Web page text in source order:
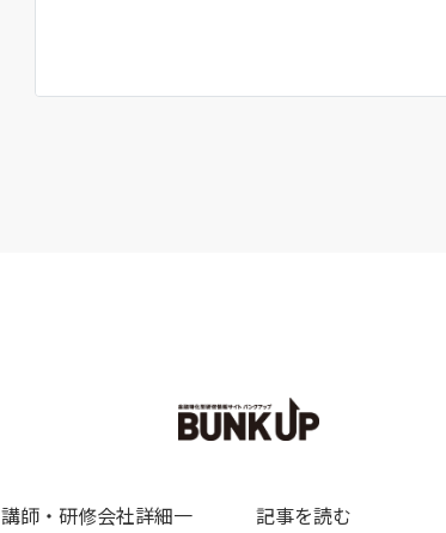
講師・研修会社詳細一
記事を読む